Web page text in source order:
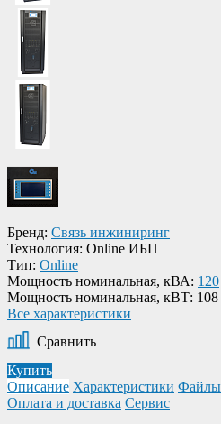
Бренд: Связь инжиниринг
Технология: Online ИБП
Тип: Online
Мощность номинальная, кВА: 120
Мощность номинальная, кВТ: 108
Все характеристики
Сравнить
Купить
Описание Характеристики Файлы
Оплата и доставка Сервис